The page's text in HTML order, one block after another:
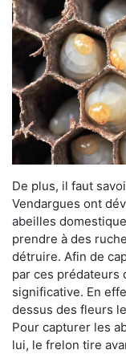
De plus, il faut
Vendargues ont
abeilles
prendre à des
détruire. Afin de
par ces prédateurs
significative. En
dessus des fleurs
Pour capturer les
lui, le frelon tire